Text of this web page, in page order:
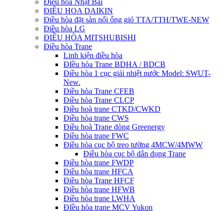
Điều hòa Nhật Bãi
ĐIÊU HOA DAIKIN
Điều hòa đặt sàn nối ống gió TTA/TTH/TWE-NEW
Điều hòa LG
ĐIỀU HÒA MITSHUBISHI
Điều hòa Trane
Linh kiện điều hòa
ĐIều hòa Trane BDHA / BDCB
Điều hòa 1 cục giải nhiệt nước Model: SWUT-
New.
Điều hòa Trane CFEB
Điều hòa Trane CLCP
Điều hoà trane CTKD/CWKD
Điều hòa trane CWS
Điều hoà Trane dòng Greenergy
Điều hòa trane FWC
Điều hòa cục bộ treo tường 4MCW/4MWW
Điều hòa cục bộ dân dụng Trane
Điều hòa trane FWDP
Điều hòa trane HFCA
Điều hòa Trane HFCF
Điều hòa trane HFWB
Điều hòa trane LWHA
ĐIều hòa trane MCV Yukon